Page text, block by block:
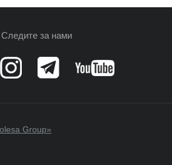
Следите за нами
Group»